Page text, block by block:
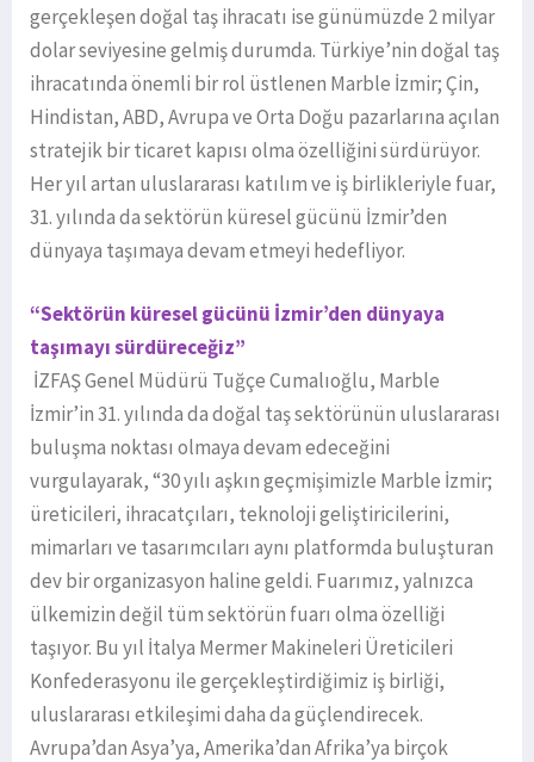
gerçekleşen doğal taş ihracatı ise günümüzde 2 milyar
dolar seviyesine gelmiş durumda. Türkiye’nin doğal taş
ihracatında önemli bir rol üstlenen Marble İzmir; Çin,
Hindistan, ABD, Avrupa ve Orta Doğu pazarlarına açılan
stratejik bir ticaret kapısı olma özelliğini sürdürüyor.
Her yıl artan uluslararası katılım ve iş birlikleriyle fuar,
31. yılında da sektörün küresel gücünü İzmir’den
dünyaya taşımaya devam etmeyi hedefliyor.
“Sektörün küresel gücünü İzmir’den dünyaya
taşımayı sürdüreceğiz”
İZFAŞ Genel Müdürü Tuğçe Cumalıoğlu, Marble
İzmir’in 31. yılında da doğal taş sektörünün uluslararası
buluşma noktası olmaya devam edeceğini
vurgulayarak, “30 yılı aşkın geçmişimizle Marble İzmir;
üreticileri, ihracatçıları, teknoloji geliştiricilerini,
mimarları ve tasarımcıları aynı platformda buluşturan
dev bir organizasyon haline geldi. Fuarımız, yalnızca
ülkemizin değil tüm sektörün fuarı olma özelliği
taşıyor. Bu yıl İtalya Mermer Makineleri Üreticileri
Konfederasyonu ile gerçekleştirdiğimiz iş birliği,
uluslararası etkileşimi daha da güçlendirecek.
Avrupa’dan Asya’ya, Amerika’dan Afrika’ya birçok